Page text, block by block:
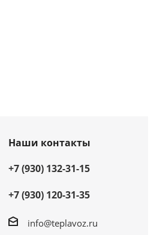
Наши контакты
+7 (930) 132-31-15
+7 (930) 120-31-35
info@teplavoz.ru